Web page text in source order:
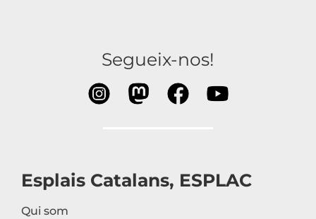
Segueix-nos!
Esplais Catalans, ESPLAC
Qui som